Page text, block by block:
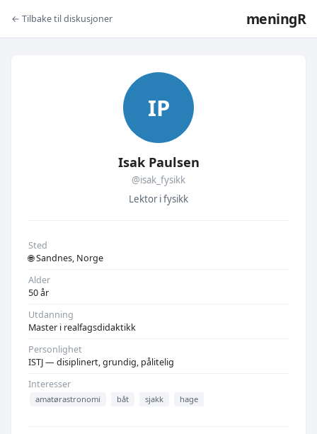
← Tilbake til diskusjoner meningR
IP
Isak Paulsen
@isak_fysikk
Lektor i fysikk
Sted
🌐 Sandnes, Norge
Alder
50 år
Utdanning
Master i realfagsdidaktikk
Personlighet
ISTJ — disiplinert, grundig, pålitelig
Interesser
amatørastronomi båt sjakk hage